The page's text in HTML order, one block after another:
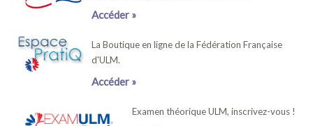
Accéder »
La Boutique en ligne de la Fédération Française
d'ULM.
Accéder »
Examen théorique ULM, inscrivez-vous !